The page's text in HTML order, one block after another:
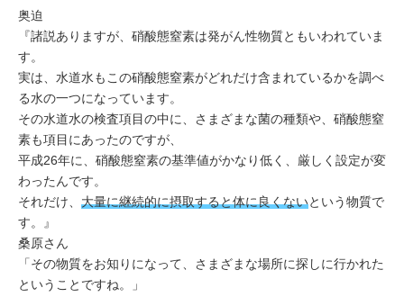
奥迫
『諸説ありますが、硝酸態窒素は発がん性物質ともいわれていま
す。
実は、 水道水もこの硝酸態窒素がどれだけ含まれているかを調べ
る水の一つになっています。
その水道水の検査項目の中に、さまざまな菌の種類や、硝酸態窒
素も項目にあったのですが、
平成26年に、硝酸態窒素の基準値がかなり低く、厳しく設定が変
わったんです。
それだけ、 大量に継続的に摂取すると体に良くないという物質で
す。』
桑原さん
「その物質をお知りになって、さまざまな場所に探しに行かれた
ということですね。
」